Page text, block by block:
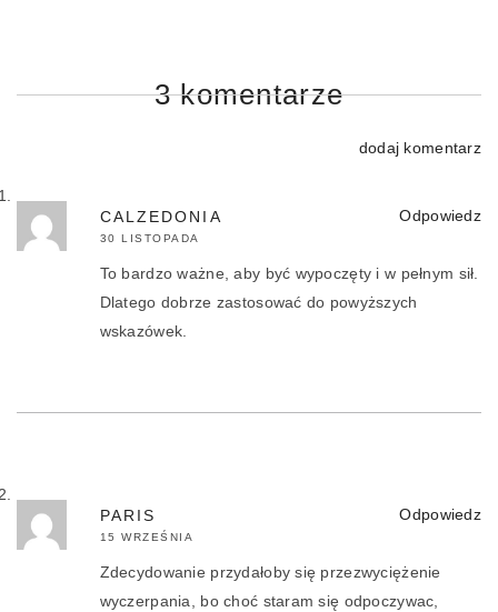
3 komentarze
dodaj komentarz
CALZEDONIA
30 LISTOPADA
Odpowiedz
To bardzo ważne, aby być wypoczęty i w pełnym sił.
Dlatego dobrze zastosować do powyższych
wskazówek.
PARIS
15 WRZEŚNIA
Odpowiedz
Zdecydowanie przydałoby się przezwyciężenie
wyczerpania, bo choć staram się odpoczywac,